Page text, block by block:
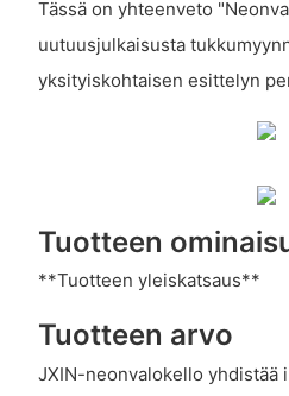
Tässä on yhteenveto
uutuusjulkaisusta
yksityiskohtaisen esittelyn
Tuotteen
**Tuotteen yleiskatsaus**
Tuotteen arvo
JXIN-neonvalokello yhdistää